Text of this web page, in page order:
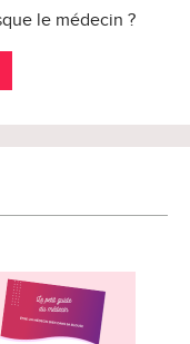
le médecin ?